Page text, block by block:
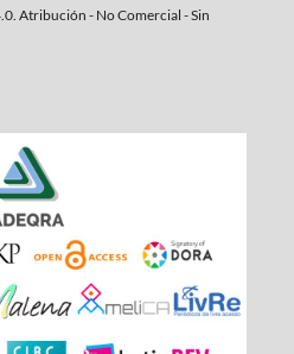
Atribución - No Comercial - Sin